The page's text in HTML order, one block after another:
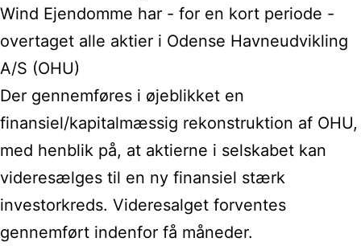
Wind Ejendomme har - for en kort periode -
overtaget alle aktier i Odense Havneudvikling
A/S (OHU)
Der gennemføres i øjeblikket en
finansiel/kapitalmæssig rekonstruktion af OHU,
med henblik på, at aktierne i selskabet kan
videresælges til en ny finansiel stærk
investorkreds. Videresalget forventes
gennemført indenfor få måneder.